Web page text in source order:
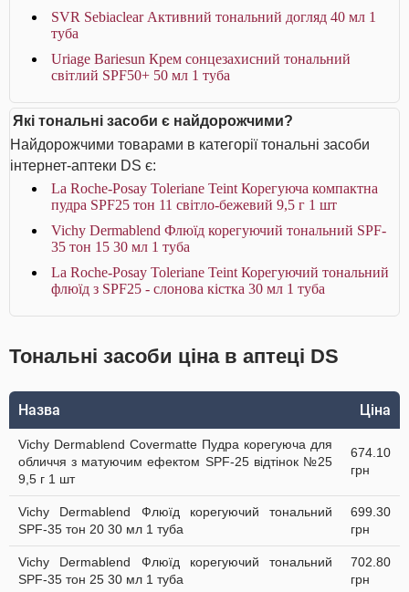
SVR Sebiaclear Активний тональний догляд 40 мл 1
туба
Uriage Bariesun Крем сонцезахисний тональний
світлий SPF50+ 50 мл 1 туба
Які тональні засоби є найдорожчими?
Найдорожчими товарами в категорії тональні засоби
інтернет-аптеки DS є:
La Roche-Posay Toleriane Teint Корегуюча компактна
пудра SPF25 тон 11 світло-бежевий 9,5 г 1 шт
Vichy Dermablend Флюїд корегуючий тональний SPF-
35 тон 15 30 мл 1 туба
La Roche-Posay Toleriane Teint Корегуючий тональний
флюїд з SPF25 - слонова кістка 30 мл 1 туба
Тональні засоби ціна в аптеці DS
Назва Ціна
Vichy Dermablend Covermatte Пудра корегуюча для
обличчя з матуючим ефектом SPF-25 відтінок №25
9,5 г 1 шт
674.10
грн
Vichy Dermablend Флюїд корегуючий тональний
SPF-35 тон 20 30 мл 1 туба
699.30
грн
Vichy Dermablend Флюїд корегуючий тональний
SPF-35 тон 25 30 мл 1 туба
702.80
грн